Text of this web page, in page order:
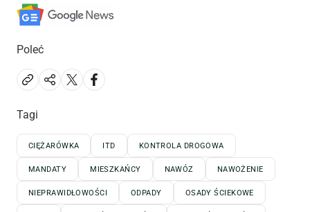
Poleć
Tagi
CIĘŻARÓWKA ITD KONTROLA DROGOWA
MANDATY MIESZKAŃCY NAWÓZ NAWOŻENIE
NIEPRAWIDŁOWOŚCI ODPADY OSADY ŚCIEKOWE